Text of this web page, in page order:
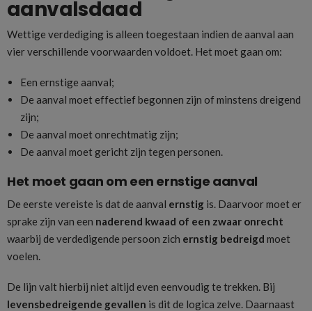
aanvalsdaad
Wettige verdediging is alleen toegestaan indien de aanval aan
vier verschillende voorwaarden voldoet. Het moet gaan om:
Een ernstige aanval;
De aanval moet effectief begonnen zijn of minstens dreigend
zijn;
De aanval moet onrechtmatig zijn;
De aanval moet gericht zijn tegen personen.
Het moet gaan om een ernstige aanval
De eerste vereiste is dat de aanval ernstig is. Daarvoor moet er
sprake zijn van een naderend kwaad of een zwaar onrecht
waarbij de verdedigende persoon zich ernstig bedreigd moet
voelen.
De lijn valt hierbij niet altijd even eenvoudig te trekken. Bij
levensbedreigende gevallen is dit de logica zelve. Daarnaast